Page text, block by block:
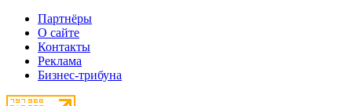
Партнёры
О сайте
Контакты
Реклама
Бизнес-трибуна